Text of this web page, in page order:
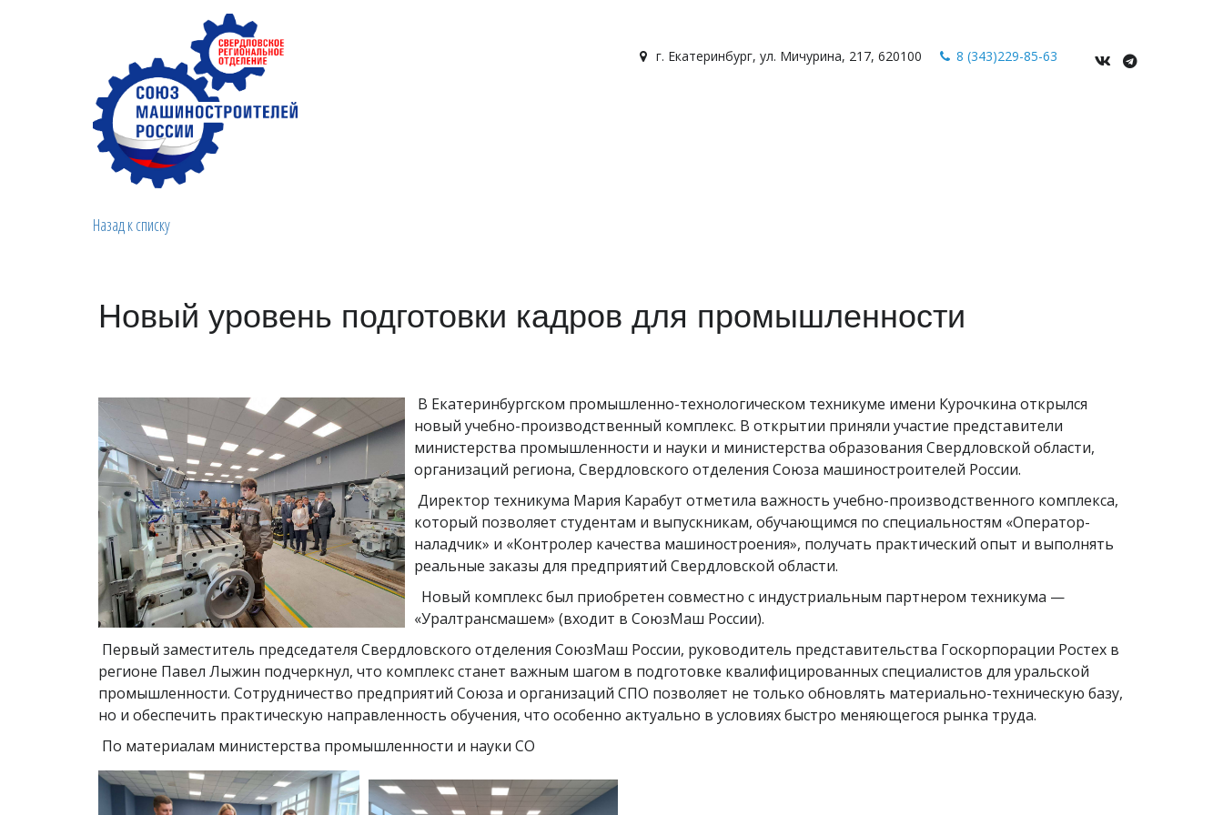
8 (343)229-85-63
г. Екатеринбург, ул. Мичурина, 217, 620100
Назад к списку
Новый уровень подготовки кадров для промышленности
В Екатеринбургском промышленно-технологическом техникуме имени Курочкина открылся
новый учебно-производственный комплекс. В открытии приняли участие представители
министерства промышленности и науки и министерства образования Свердловской области,
организаций региона, Свердловского отделения Союза машиностроителей России.
Директор техникума Мария Карабут отметила важность учебно-производственного комплекса,
который позволяет студентам и выпускникам, обучающимся по специальностям «Оператор-
наладчик» и «Контролер качества машиностроения», получать практический опыт и выполнять
реальные заказы для предприятий Свердловской области.
Новый комплекс был приобретен совместно с индустриальным партнером техникума —
«Уралтрансмашем» (входит в СоюзМаш России).
Первый заместитель председателя Свердловского отделения СоюзМаш России, руководитель представительства Госкорпорации Ростех в
регионе Павел Лыжин подчеркнул, что комплекс станет важным шагом в подготовке квалифицированных специалистов для уральской
промышленности. Сотрудничество предприятий Союза и организаций СПО позволяет не только обновлять материально-техническую базу,
но и обеспечить практическую направленность обучения, что особенно актуально в условиях быстро меняющегося рынка труда.
По материалам министерства промышленности и науки СО